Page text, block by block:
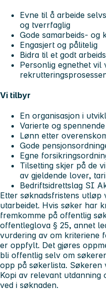
Evne til å arbeide
og tverrfaglig
Gode samarbeids- og
Engasjert og pålitelig
Bidra til et godt
Personlig egnethet vil
Vi tilbyr
En organisasjon i
Varierte og
Lønn etter
Gode
Egne
Tilsetting skjer på de
av gjeldende lover,
Bedriftsidrettslag SI
Etter søknadsfristens
utarbeidet. Hvis søker har
fremkomme på offentlig
offentleglova § 25, annet
vurdering av om kriteriene
er oppfylt. Det gjøres
bli offentlig selv om
opp på søkerlista.
Kopi av relevant utdanning
ved i søknaden.